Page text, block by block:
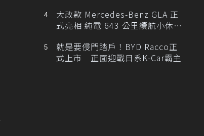
大改款 Mercedes-Benz GLA 正
式亮相 純電 643 公里續航小休
就是要侵門踏戶！BYD Racco正
式上市 正面迎戰日系K-Car霸主